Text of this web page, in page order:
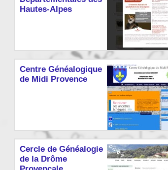
Hautes-Alpes
Centre Généalogique
de Midi Provence
Cercle de Généalogie
de la Drôme